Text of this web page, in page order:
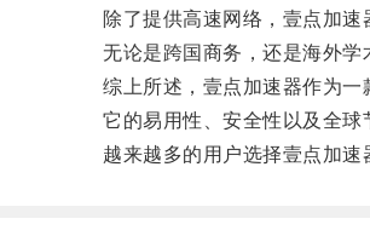
除了提供高速网络，壹点加速器
无论是跨国商务，还是海外学
综上所述，壹点加速器作为一款
它的易用性、安全性以及全球节
越来越多的用户选择壹点加速